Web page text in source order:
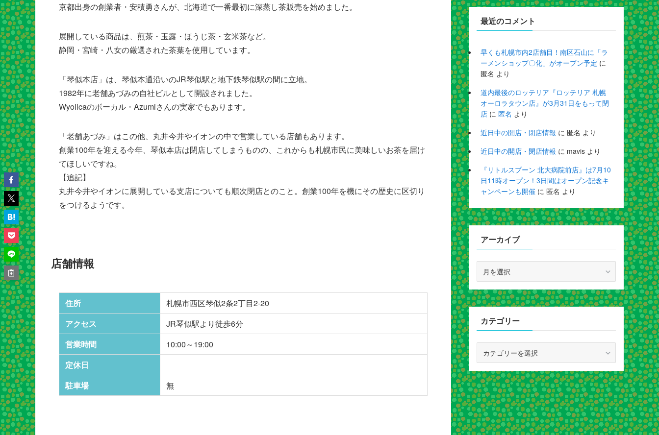
京都出身の創業者・安積勇さんが、北海道で一番最初に深蒸し茶販売を始めました。
展開している商品は、煎茶・玉露・ほうじ茶・玄米茶など。
静岡・宮崎・八女の厳選された茶葉を使用しています。
「琴似本店」は、琴似本通沿いのJR琴似駅と地下鉄琴似駅の間に立地。
1982年に老舗あづみの自社ビルとして開設されました。
Wyolicaのボーカル・Azumiさんの実家でもあります。
「老舗あづみ」はこの他、丸井今井やイオンの中で営業している店舗もあります。
創業100年を迎える今年、琴似本店は閉店してしまうものの、これからも札幌市民に美味しいお茶を届け
てほしいですね。
【追記】
丸井今井やイオンに展開している支店についても順次閉店とのこと。創業100年を機にその歴史に区切り
をつけるようです。
店舗情報
住所
札幌市西区琴似2条2丁目2-20
アクセス
JR琴似駅より徒歩6分
営業時間
10:00～19:00
定休日
駐車場
無
最近のコメント
早くも札幌市内2店舗目！南区石山に「ラ
ーメンショップ〇化」がオープン予定 に
匿名 より
道内最後のロッテリア『ロッテリア 札幌
オーロラタウン店』が3月31日をもって閉
店 に 匿名 より
近日中の開店・閉店情報 に 匿名 より
近日中の開店・閉店情報 に mavis より
『リトルスプーン 北大病院前店』は7月10
日11時オープン！3日間はオープン記念キ
ャンペーンも開催 に 匿名 より
アーカイブ
カ
イ
ブ
カテゴリー
ゴ
リ
ー